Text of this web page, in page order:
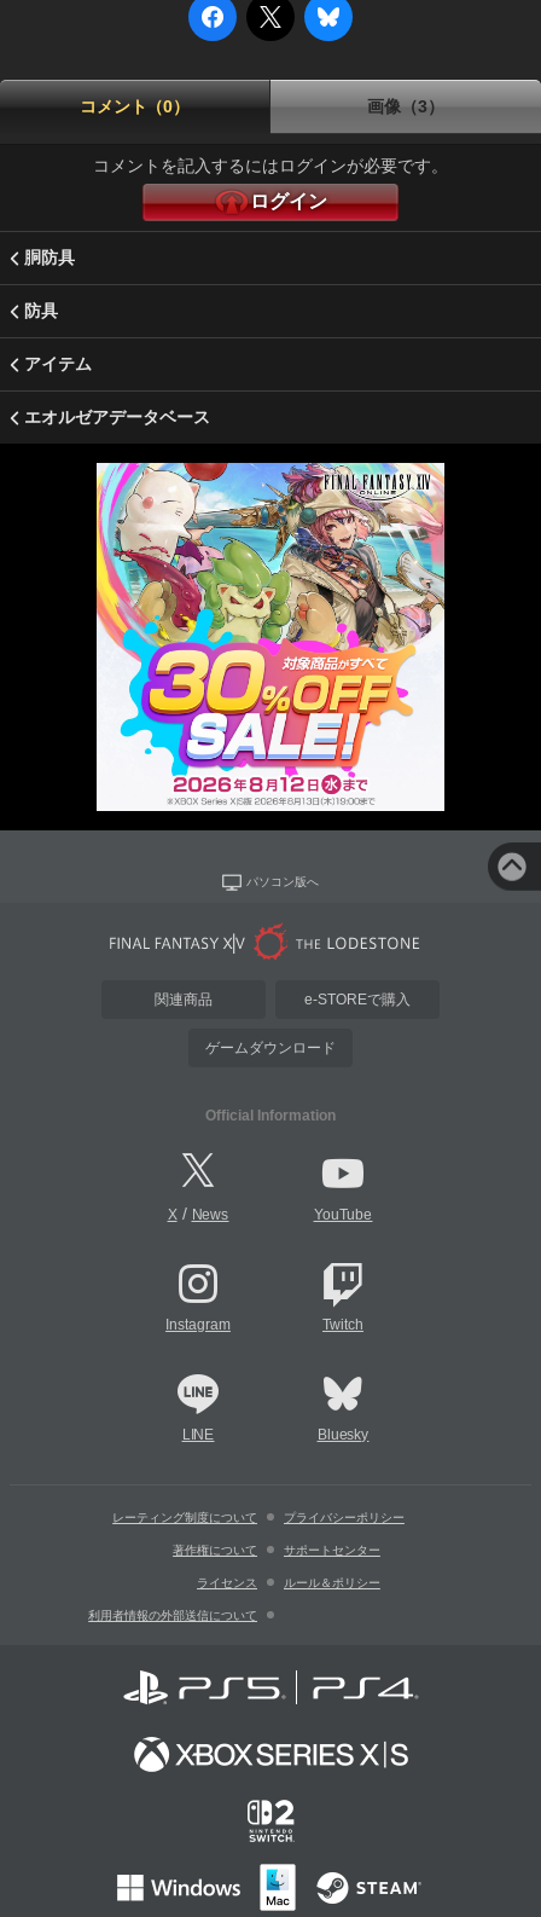
コメント（0） 画像（3）
コメントを記入するにはログインが必要です。
ログイン
胴防具
防具
アイテム
エオルゼアデータベース
パソコン版へ
関連商品 e-STOREで購入
ゲームダウンロード
Official Information
X/ News YouTube
Instagram Twitch
LINE Bluesky
レーティング制度について プライバシーポリシー
著作権について サポートセンター
ライセンス ルール＆ポリシー
利用者情報の外部送信について